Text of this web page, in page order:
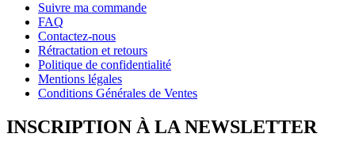
Suivre ma commande
FAQ
Contactez-nous
Rétractation et retours
Politique de confidentialité
Mentions légales
Conditions Générales de Ventes
INSCRIPTION À LA NEWSLETTER